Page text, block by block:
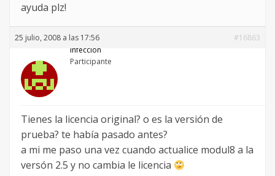
ayuda plz!
25 julio, 2008 a las 17:56
#16863
infeccion
Participante
Tienes la licencia original? o es la versión de
prueba? te había pasado antes?
a mi me paso una vez cuando actualice modul8 a la
versón 2.5 y no cambia le licencia